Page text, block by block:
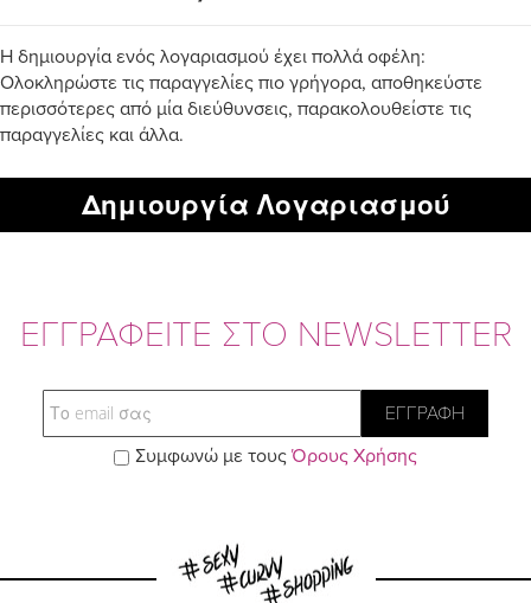
Η δημιουργία ενός λογαριασμού έχει πολλά οφέλη:
Ολοκληρώστε τις παραγγελίες πιο γρήγορα, αποθηκεύστε
περισσότερες από μία διεύθυνσεις, παρακολουθείστε τις
παραγγελίες και άλλα.
Δημιουργία Λογαριασμού
ΕΓΓΡΑΦΕΙΤΕ ΣΤΟ NEWSLETTER
Email
ΕΓΓΡΑΦΗ
Συμφωνώ με τους Όρους Χρήσης